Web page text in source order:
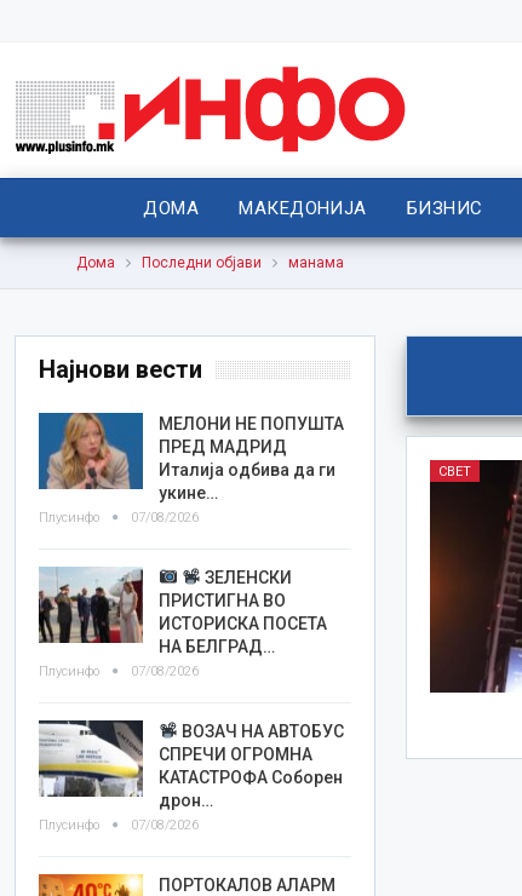
ДОМА МАКЕДОНИЈА БИЗНИС
Дома Последни објави манама
СВЕТ
Најнови вести
МЕЛОНИ НЕ ПОПУШТА
ПРЕД МАДРИД
Италија одбива да ги
укине…
Плусинфо 07/08/2026
ЗЕЛЕНСКИ
ПРИСТИГНА ВО
ИСТОРИСКА ПОСЕТА
НА БЕЛГРАД…
Плусинфо 07/08/2026
ВОЗАЧ НА АВТОБУС
СПРЕЧИ ОГРОМНА
КАТАСТРОФА Соборен
дрон…
Плусинфо 07/08/2026
ПОРТОКАЛОВ АЛАРМ